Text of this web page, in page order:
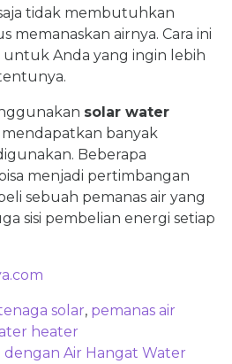
tidak membutuhkan
memanaskan airnya. Cara ini
Anda yang ingin lebih
solar water
banyak
Beberapa
menjadi pertimbangan
sebuah pemanas air yang
sisi pembelian energi setiap
solar, pemanas air
heater
dengan Air Hangat Water